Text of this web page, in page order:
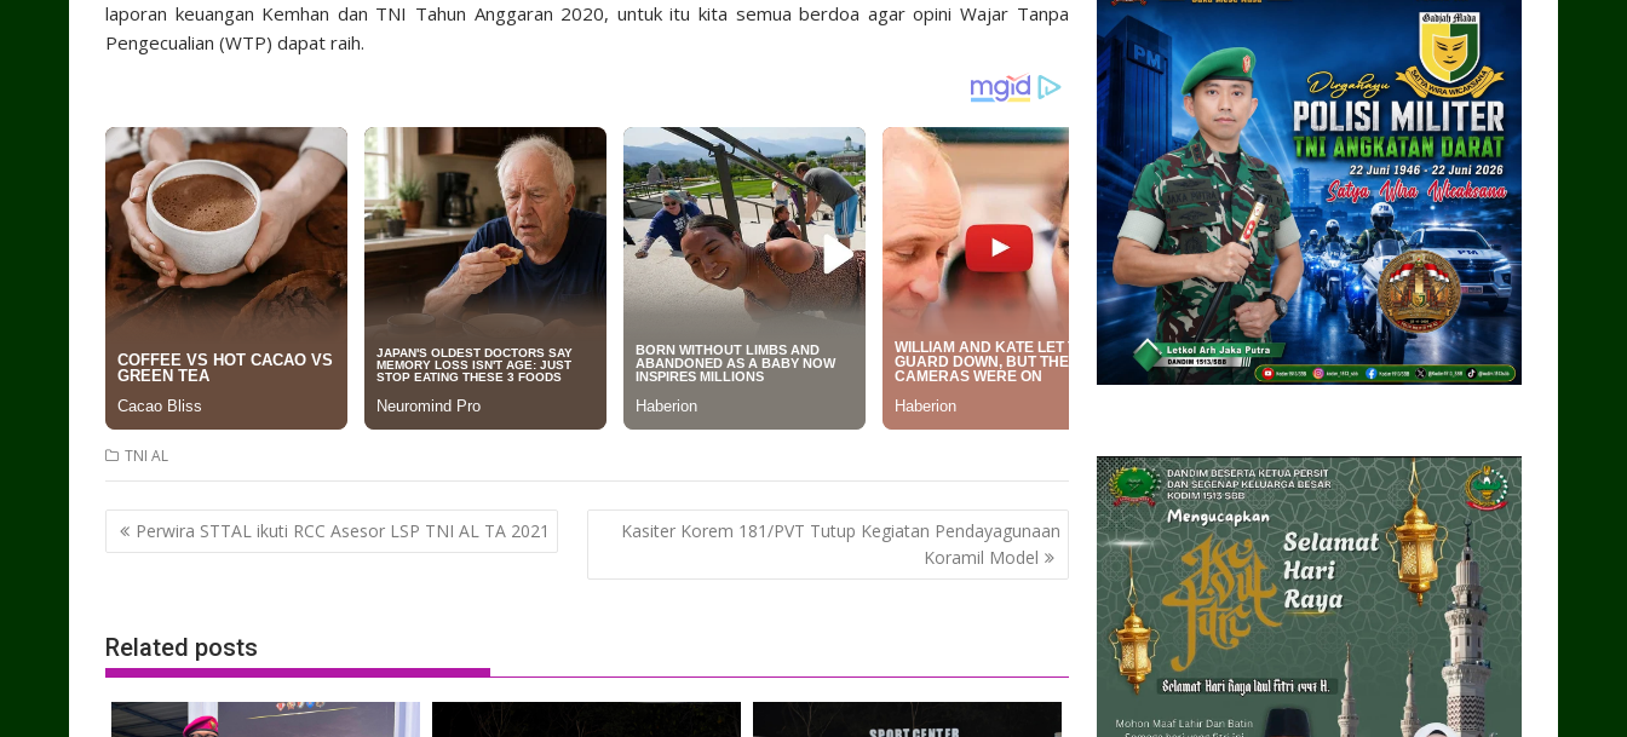
laporan keuangan Kemhan dan TNI Tahun Anggaran 2020, untuk itu kita semua berdoa agar opini Wajar Tanpa
Pengecualian (WTP) dapat raih.
TNI AL
Post
navigation
Perwira STTAL ikuti RCC Asesor LSP TNI AL TA 2021
Kasiter Korem 181/PVT Tutup Kegiatan Pendayagunaan
Koramil Model
Related posts